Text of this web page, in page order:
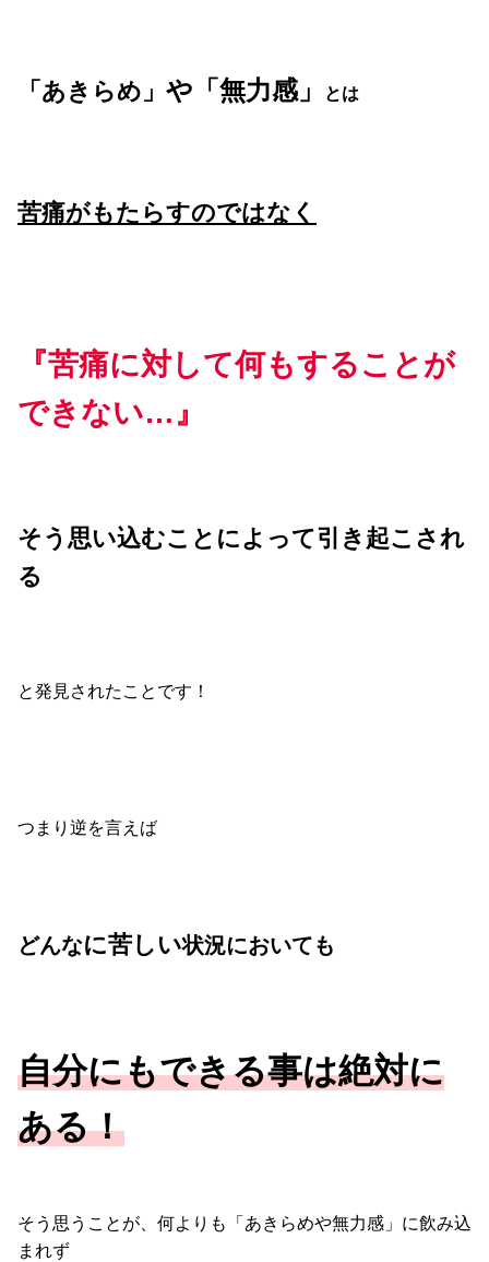
「あきらめ」 や「無力感」 とは
苦痛がもたらすのではなく
『苦痛に対して何もすることが
できない…』
そう思い込むことによって引き起こされ
る
と発見されたことです！
つまり逆を言えば
どんなに苦しい状況においても
自分にもできる事は絶対に
ある！
そう思うことが、何よりも「あきらめや無力感」に飲み込
まれず